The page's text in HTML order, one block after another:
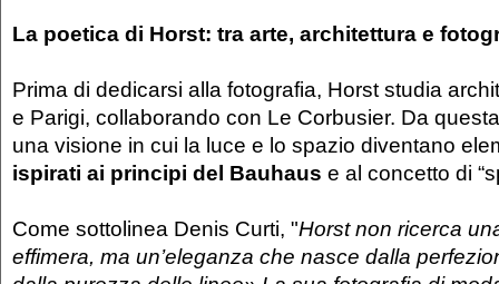
La poetica di Horst: tra arte, architettura e
Prima di dedicarsi alla fotografia, Horst studia
e Parigi, collaborando con Le Corbusier. Da
una visione in cui la luce e lo spazio diventano
ispirati ai principi del Bauhaus e al concetto di
Come sottolinea Denis Curti, "Horst non ricerca
effimera, ma un’eleganza che nasce dalla